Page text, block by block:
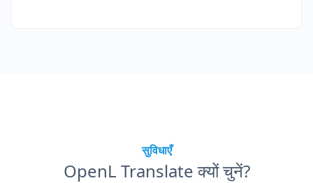
सुविधाएँ
OpenL Translate क्यों चुनें?